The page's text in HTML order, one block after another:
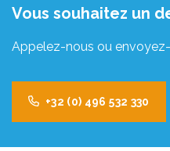
Vous souhaitez un
Appelez-nous ou
+32 (0) 496 532 330